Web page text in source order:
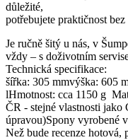
důležité,
potřebujete praktičnost
Je ručně šitý u nás, v
vždy – s doživotním
Technická specifikace:
šířka: 305 mmvýška: 605
lHmotnost: cca 1150 g
ČR - stejné vlastnosti
úpravou)Spony vyrobené
Než bude recenze hotová,